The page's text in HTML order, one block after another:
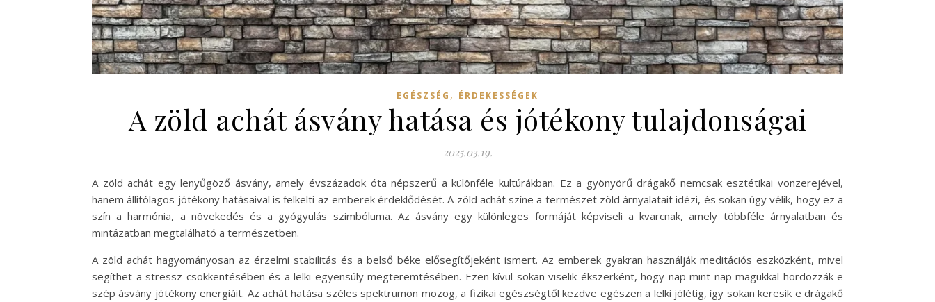
EGÉSZSÉG , ÉRDEKESSÉGEK
A zöld achát ásvány hatása és jótékony tulajdonságai
2025.03.19.
A zöld achát egy lenyűgöző ásvány, amely évszázadok óta népszerű a különféle kultúrákban. Ez a gyönyörű drágakő nemcsak esztétikai vonzerejével,
hanem állítólagos jótékony hatásaival is felkelti az emberek érdeklődését. A zöld achát színe a természet zöld árnyalatait idézi, és sokan úgy vélik, hogy ez a
szín a harmónia, a növekedés és a gyógyulás szimbóluma. Az ásvány egy különleges formáját képviseli a kvarcnak, amely többféle árnyalatban és
mintázatban megtalálható a természetben.
A zöld achát hagyományosan az érzelmi stabilitás és a belső béke elősegítőjeként ismert. Az emberek gyakran használják meditációs eszközként, mivel
segíthet a stressz csökkentésében és a lelki egyensúly megteremtésében. Ezen kívül sokan viselik ékszerként, hogy nap mint nap magukkal hordozzák e
szép ásvány jótékony energiáit. Az achát hatása széles spektrumon mozog, a fizikai egészségtől kezdve egészen a lelki jólétig, így sokan keresik e drágakő